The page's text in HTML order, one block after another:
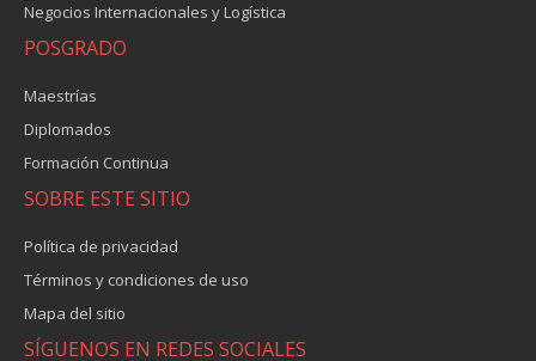
Negocios Internacionales y Logística
POSGRADO
Maestrías
Diplomados
Formación Continua
SOBRE ESTE SITIO
Política de privacidad
Términos y condiciones de uso
Mapa del sitio
SÍGUENOS EN REDES SOCIALES